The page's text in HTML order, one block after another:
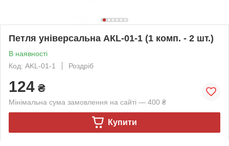
Петля універсальна АКL-01-1 (1 комп. - 2 шт.)
В наявності
Код: AKL-01-1
Роздріб
124 ₴
Мінімальна сума замовлення на сайті — 400 ₴
Купити